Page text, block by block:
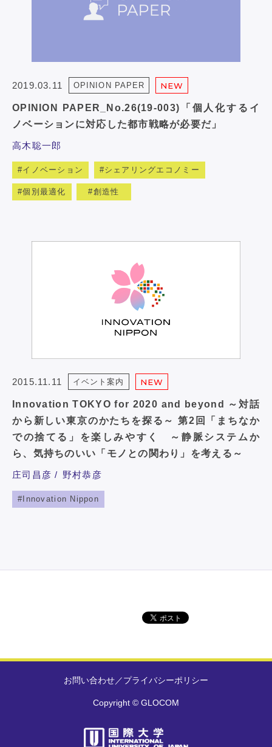
2019.03.11 OPINION PAPER NEW
OPINION PAPER_No.26(19-003)「個人化するイ
ノベーションに対応した都市戦略が必要だ」
高木聡一郎
イノベーション シェアリングエコノミー
個別最適化 創造性
2015.11.11 イベント案内 NEW
Innovation TOKYO for 2020 and beyond ～対話
から新しい東京のかたちを探る～ 第2回「まちなか
での捨てる」を楽しみやすく ～静脈システムか
ら、気持ちのいい「モノとの関わり」を考える～
庄司昌彦 野村恭彦
Innovation Nippon
お問い合わせ／プライバシーポリシー
Copyright © GLOCOM